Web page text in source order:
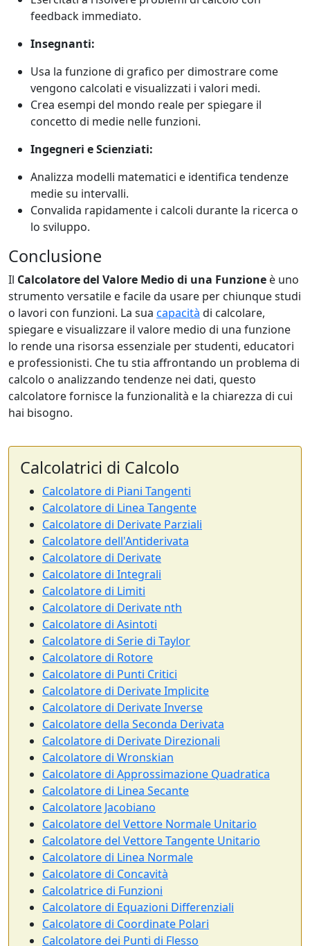
feedback immediato.
Insegnanti:
Usa la funzione di grafico per dimostrare come
vengono calcolati e visualizzati i valori medi.
Crea esempi del mondo reale per spiegare il
concetto di medie nelle funzioni.
Ingegneri e Scienziati:
Analizza modelli matematici e identifica tendenze
medie su intervalli.
Convalida rapidamente i calcoli durante la ricerca o
lo sviluppo.
Conclusione
Il Calcolatore del Valore Medio di una Funzione è uno
strumento versatile e facile da usare per chiunque studi
o lavori con funzioni. La sua capacità di calcolare,
spiegare e visualizzare il valore medio di una funzione
lo rende una risorsa essenziale per studenti, educatori
e professionisti. Che tu stia affrontando un problema di
calcolo o analizzando tendenze nei dati, questo
calcolatore fornisce la funzionalità e la chiarezza di cui
hai bisogno.
Calcolatrici di Calcolo
Calcolatore di Piani Tangenti
Calcolatore di Linea Tangente
Calcolatore di Derivate Parziali
Calcolatore dell'Antiderivata
Calcolatore di Derivate
Calcolatore di Integrali
Calcolatore di Limiti
Calcolatore di Derivate nth
Calcolatore di Asintoti
Calcolatore di Serie di Taylor
Calcolatore di Rotore
Calcolatore di Punti Critici
Calcolatore di Derivate Implicite
Calcolatore di Derivate Inverse
Calcolatore della Seconda Derivata
Calcolatore di Derivate Direzionali
Calcolatore di Wronskian
Calcolatore di Approssimazione Quadratica
Calcolatore di Linea Secante
Calcolatore Jacobiano
Calcolatore del Vettore Normale Unitario
Calcolatore del Vettore Tangente Unitario
Calcolatore di Linea Normale
Calcolatore di Concavità
Calcolatrice di Funzioni
Calcolatore di Equazioni Differenziali
Calcolatore di Coordinate Polari
Calcolatore dei Punti di Flesso